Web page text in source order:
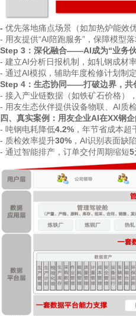
- 优先落地痛点场景（如加热炉能效
- 用友提供“AI陪跑服务”，保障模型落
Step 3：深化融合——AI成为“业务
- 建立AI分析日报机制，如轧钢成材
- 通过AI模拟，辅助年度检修计划制定
Step 4：生态协同——打破边界，共
- 接入产业链数据（如铁矿石价格）
- 用友生态伙伴提供设备物联、AI质
四、真实案例：用友企业AI在XX钢
- 吨钢电耗降低4.2% ，年节省成本超
- 质检效率提升30% ，AI识别表面缺
- 通过智能排产，订单交付周期缩短5